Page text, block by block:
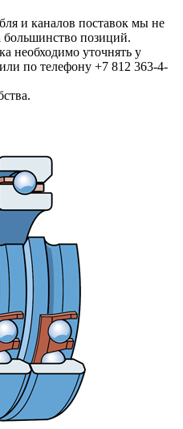
и каналов поставок мы не
позиций.
необходимо уточнять у
по телефону +7 812 363-4-